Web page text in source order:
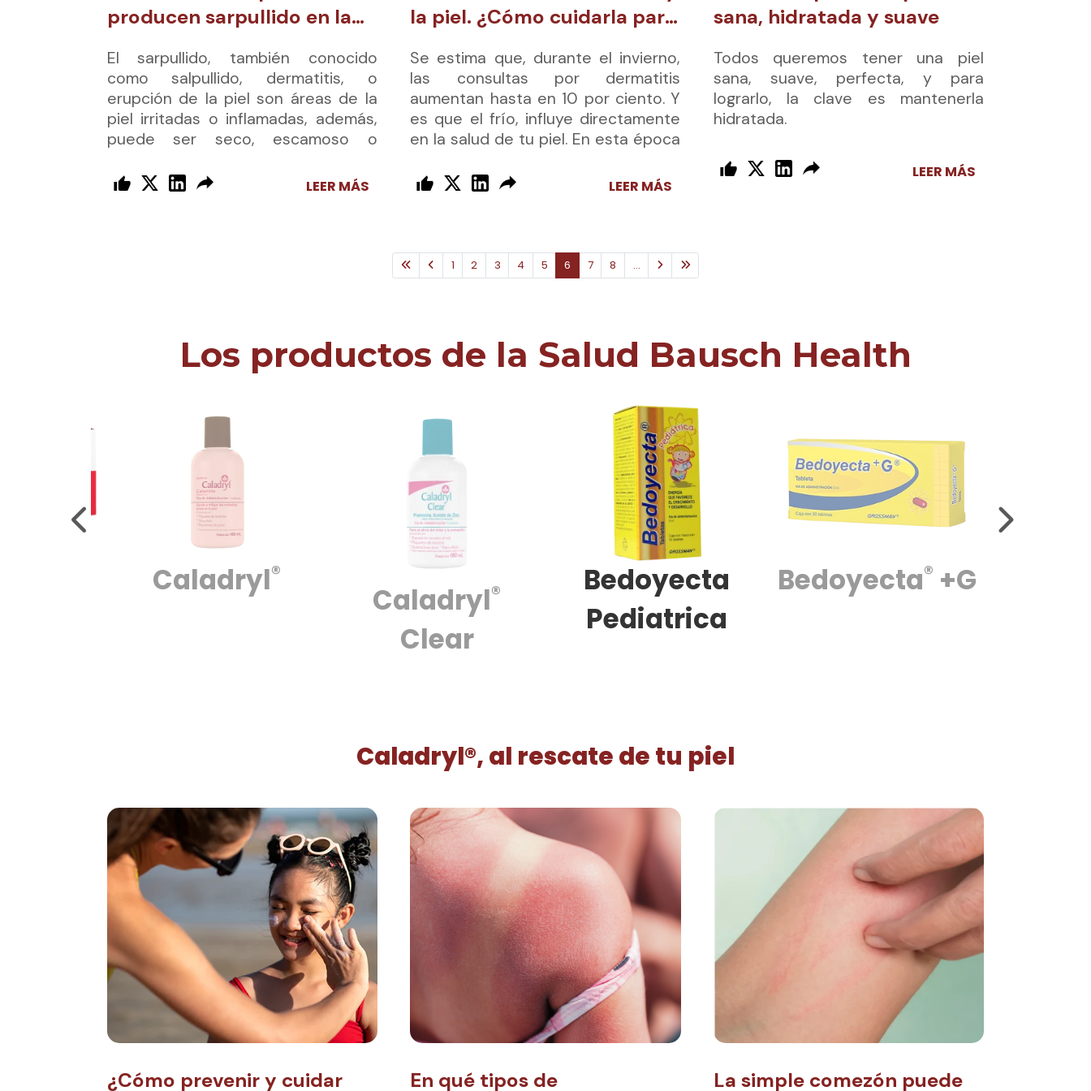
producen sarpullido en la
El sarpullido, también conocido
como salpullido, dermatitis, o
erupción de la piel son áreas de la
piel irritadas o inflamadas, además,
puede ser seco, escamoso o
erupciones son rojas, dolorosas, y
LEER MÁS
la piel. ¿Cómo cuidarla para
Se estima que, durante el invierno,
las consultas por dermatitis
aumentan hasta en 10 por ciento. Y
es que el frío, influye directamente
en la salud de tu piel. En esta época
humedad, el calor seco de los
LEER MÁS
sana, hidratada y suave
Todos queremos tener una piel
sana, suave, perfecta, y para
lograrlo, la clave es mantenerla
hidratada.
LEER MÁS
1 2 3 4 5 6 7 8 ...
Los productos de la Salud Bausch Health
Caladryl®
Caladryl®
Clear
Bedoyecta
Pediatrica
Bedoyecta® +G
Caladryl®, al rescate de tu piel
¿Cómo prevenir y cuidar En qué tipos de La simple comezón puede